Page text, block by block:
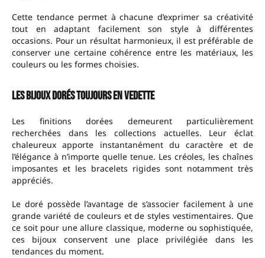
Cette tendance permet à chacune d’exprimer sa créativité
tout en adaptant facilement son style à différentes
occasions. Pour un résultat harmonieux, il est préférable de
conserver une certaine cohérence entre les matériaux, les
couleurs ou les formes choisies.
Les bijoux dorés toujours en vedette
Les finitions dorées demeurent particulièrement
recherchées dans les collections actuelles. Leur éclat
chaleureux apporte instantanément du caractère et de
l’élégance à n’importe quelle tenue. Les créoles, les chaînes
imposantes et les bracelets rigides sont notamment très
appréciés.
Le doré possède l’avantage de s’associer facilement à une
grande variété de couleurs et de styles vestimentaires. Que
ce soit pour une allure classique, moderne ou sophistiquée,
ces bijoux conservent une place privilégiée dans les
tendances du moment.